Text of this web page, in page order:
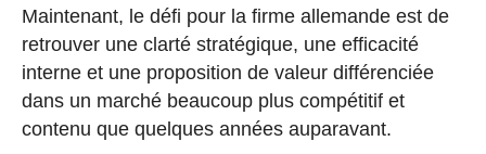
Maintenant, le défi pour la firme allemande est de
retrouver une clarté stratégique, une efficacité
interne et une proposition de valeur différenciée
dans un marché beaucoup plus compétitif et
contenu que quelques années auparavant.